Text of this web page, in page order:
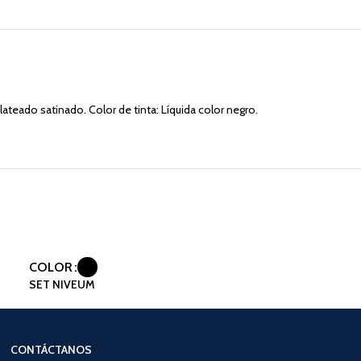
satinado. Color de tinta: Líquida color negro.
COLOR
SET NIVEUM
CONTÁCTANOS